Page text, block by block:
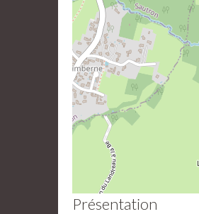
Présentation